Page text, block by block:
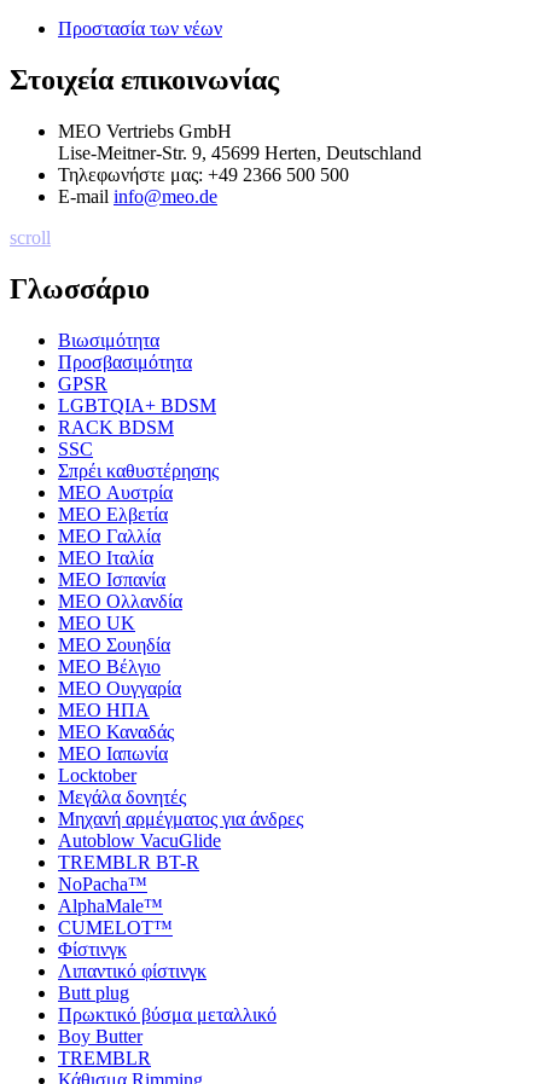
Προστασία των νέων
Στοιχεία επικοινωνίας
MEO Vertriebs GmbH
Lise-Meitner-Str. 9, 45699 Herten, Deutschland
Τηλεφωνήστε μας: +49 2366 500 500
E-mail info@meo.de
scroll
Γλωσσάριο
Βιωσιμότητα
Προσβασιμότητα
GPSR
LGBTQIA+ BDSM
RACK BDSM
SSC
Σπρέι καθυστέρησης
MEO Αυστρία
MEO Ελβετία
MEO Γαλλία
MEO Ιταλία
MEO Ισπανία
MEO Ολλανδία
MEO UK
MEO Σουηδία
MEO Βέλγιο
MEO Ουγγαρία
MEO ΗΠΑ
MEO Καναδάς
MEO Ιαπωνία
Locktober
Μεγάλα δονητές
Μηχανή αρμέγματος για άνδρες
Autoblow VacuGlide
TREMBLR BT-R
NoPacha™
AlphaMale™
CUMELOT™
Φίστινγκ
Λιπαντικό φίστινγκ
Butt plug
Πρωκτικό βύσμα μεταλλικό
Boy Butter
TREMBLR
Κάθισμα Rimming